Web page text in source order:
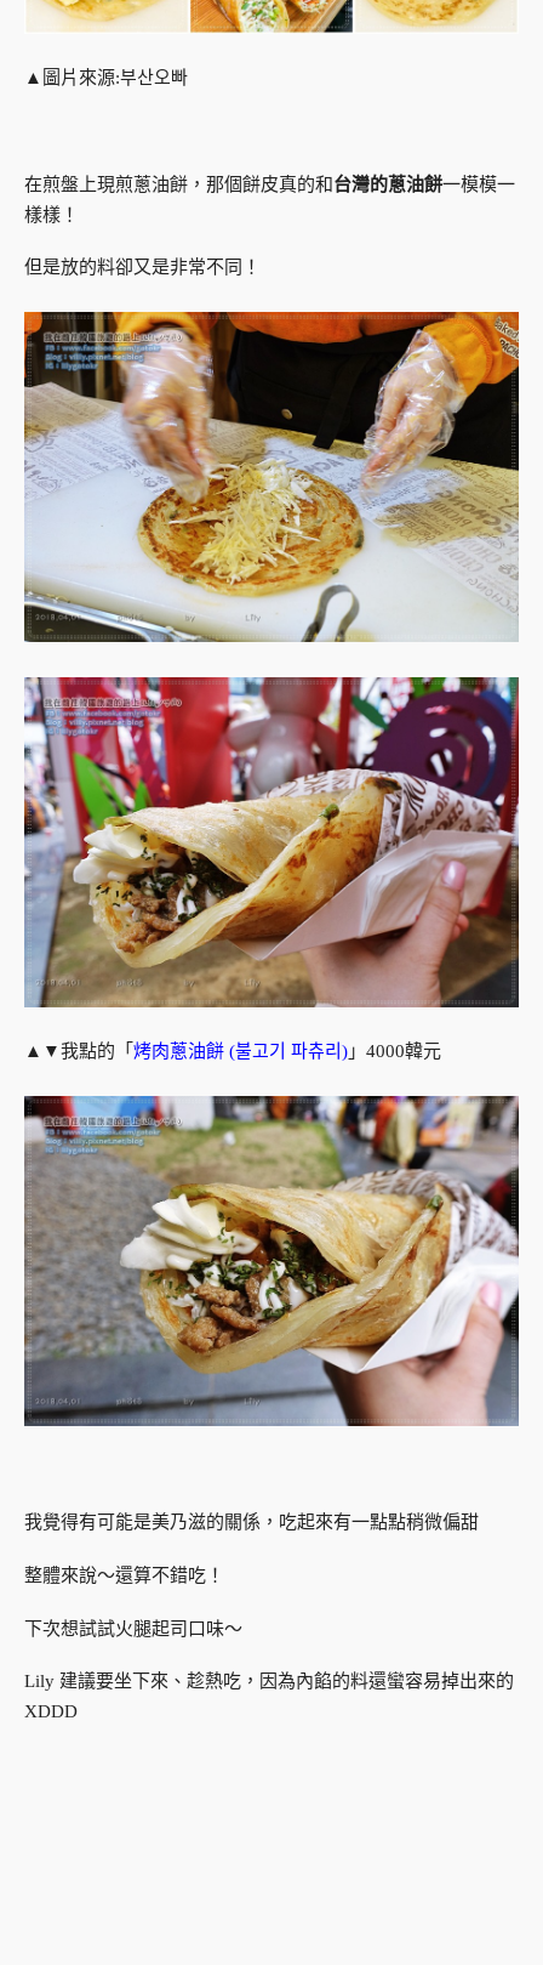
▲圖片來源:부산오빠
在煎盤上現煎蔥油餅，那個餅皮真的和台灣的蔥油餅一模模一
樣樣！
但是放的料卻又是非常不同！
▲▼我點的「 烤肉蔥油餅 (불고기 파츄리) 」4000韓元
我覺得有可能是美乃滋的關係，吃起來有一點點稍微偏甜
整體來說～還算不錯吃！
下次想試試火腿起司口味～
Lily 建議要坐下來、趁熱吃，因為內餡的料還蠻容易掉出來的
XDDD